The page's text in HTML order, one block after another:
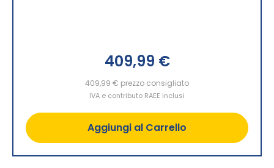
409,99 €
409,99 € prezzo consigliato
IVA e contributo RAEE inclusi
Aggiungi al Carrello